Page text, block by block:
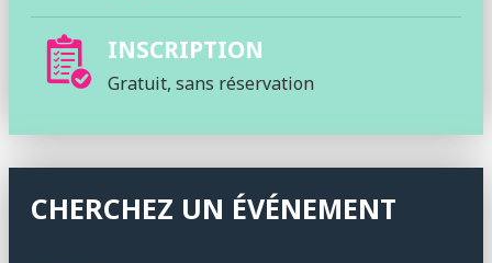
INSCRIPTION
Gratuit, sans réservation
CHERCHEZ UN ÉVÉNEMENT